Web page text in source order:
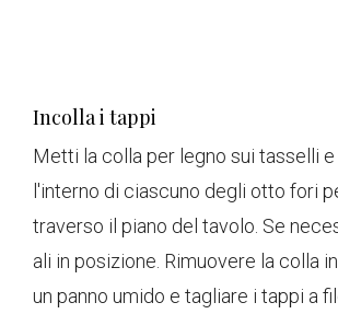
Incolla i tappi
Metti la colla per legno sui tasselli e
l'interno di ciascuno degli otto fori
traverso il piano del tavolo. Se
ali in posizione. Rimuovere la colla
un panno umido e tagliare i tappi a